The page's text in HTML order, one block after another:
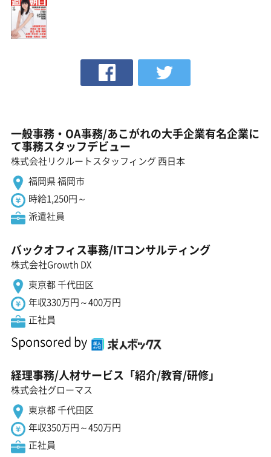
一般事務・OA事務/あこがれの大手企業有名企業に
て事務スタッフデビュー
株式会社リクルートスタッフィング 西日本
福岡県 福岡市
時給1,250円～
派遣社員
バックオフィス事務/ITコンサルティング
株式会社Growth DX
東京都 千代田区
年収330万円～400万円
正社員
Sponsored by
経理事務/人材サービス「紹介/教育/研修」
株式会社グローマス
東京都 千代田区
年収350万円～450万円
正社員